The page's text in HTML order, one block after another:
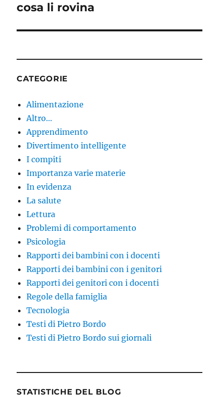
cosa li rovina
CATEGORIE
Alimentazione
Altro…
Apprendimento
Divertimento intelligente
I compiti
Importanza varie materie
In evidenza
La salute
Lettura
Problemi di comportamento
Psicologia
Rapporti dei bambini con i docenti
Rapporti dei bambini con i genitori
Rapporti dei genitori con i docenti
Regole della famiglia
Tecnologia
Testi di Pietro Bordo
Testi di Pietro Bordo sui giornali
STATISTICHE DEL BLOG